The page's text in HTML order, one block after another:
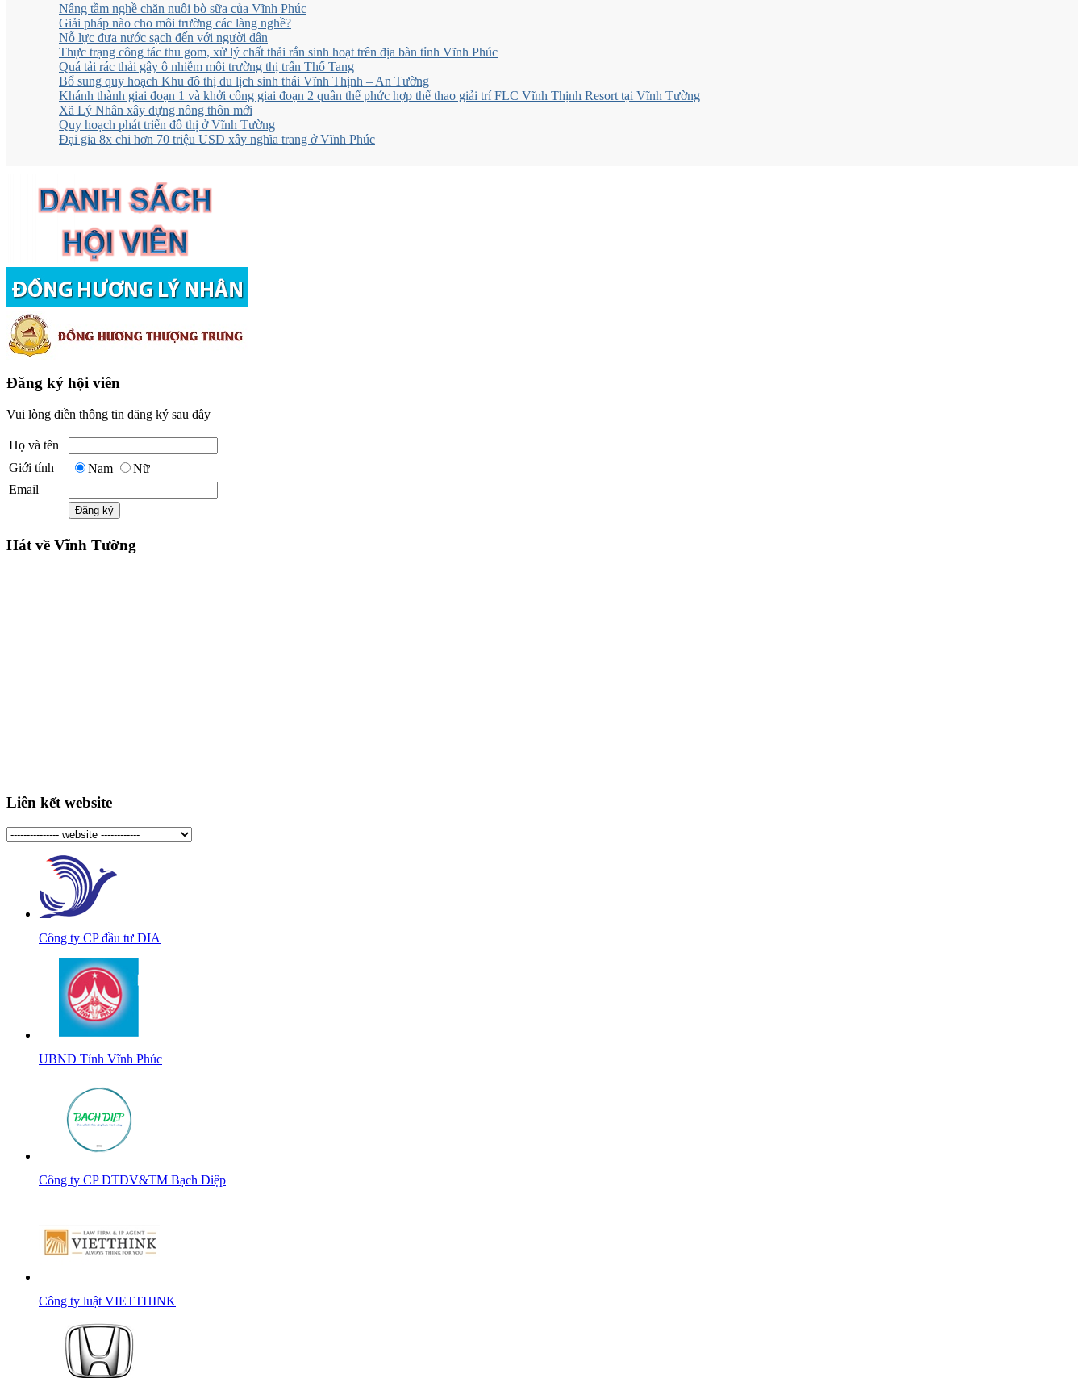
Nâng tầm nghề chăn nuôi bò sữa của Vĩnh Phúc
Giải pháp nào cho môi trường các làng nghề?
Nỗ lực đưa nước sạch đến với người dân
Thực trạng công tác thu gom, xử lý chất thải rắn sinh hoạt trên địa bàn tỉnh Vĩnh Phúc
Quá tải rác thải gây ô nhiễm môi trường thị trấn Thổ Tang
Bổ sung quy hoạch Khu đô thị du lịch sinh thái Vĩnh Thịnh – An Tường
Khánh thành giai đoạn 1 và khởi công giai đoạn 2 quần thể phức hợp thể thao giải trí FLC Vĩnh Thịnh Resort tại Vĩnh Tường
Xã Lý Nhân xây dựng nông thôn mới
Quy hoạch phát triển đô thị ở Vĩnh Tường
Đại gia 8x chi hơn 70 triệu USD xây nghĩa trang ở Vĩnh Phúc
Đăng ký hội viên
Vui lòng điền thông tin đăng ký sau đây
Họ và tên
Giới tính
Nam
Nữ
Email
Hát về Vĩnh Tường
Liên kết website
Công ty CP đầu tư DIA
UBND Tỉnh Vĩnh Phúc
Công ty CP ĐTDV&TM Bạch Diệp
Công ty luật VIETTHINK